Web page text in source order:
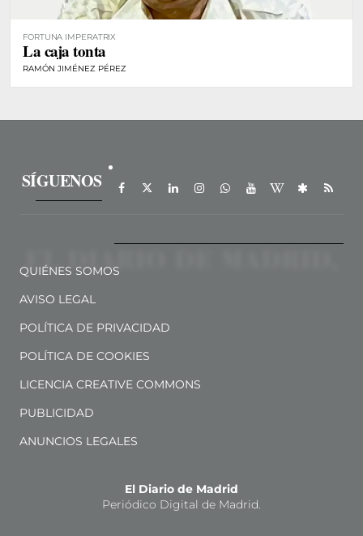
FORTUNA IMPERATRIX
La caja tonta
RAMÓN JIMÉNEZ PÉREZ
SÍGUENOS
QUIÉNES SOMOS
AVISO LEGAL
POLÍTICA DE PRIVACIDAD
POLÍTICA DE COOKIES
LICENCIA CREATIVE COMMONS
PUBLICIDAD
ANUNCIOS LEGALES
El Diario de Madrid
Periódico Digital de Madrid.